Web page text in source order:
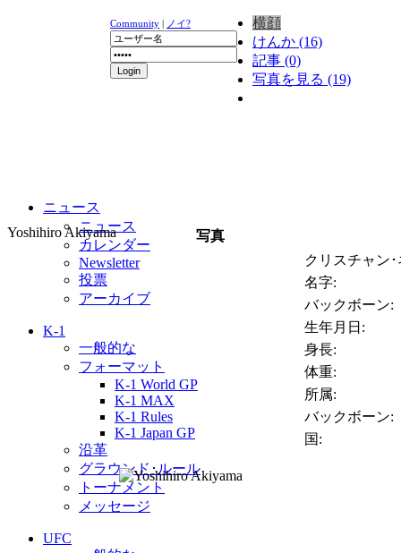
Community | ノイ?
ニュース
ニュース
カレンダー
Newsletter
投票
アーカイブ
K-1
一般的な
フォーマット
K-1 World GP
K-1 MAX
K-1 Rules
K-1 Japan GP
沿革
グラウンド･ルール
トーナメント
メッセージ
UFC
横顔
けんか (16)
記事 (0)
写真を見る (19)
Yoshihiro Akiyama
写真
クリスチャン
名字:
バックボーン:
生年月日:
身長:
体重:
所属:
バックボーン:
国: